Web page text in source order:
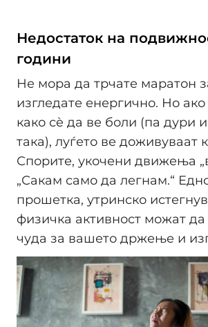
Недостаток на
години
Не мора да трчате маратон
изгледате енергично. Но
како сè да ве боли (па дури
така), луѓето ве доживуваат
Спорите, укочени движења
„Сакам само да легнам.“
прошетка, утринско
физичка активност можат
чуда за вашето држење и